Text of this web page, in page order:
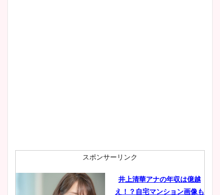
スポンサーリンク
井上清華アナの年収は億越
え！？自宅マンション画像も